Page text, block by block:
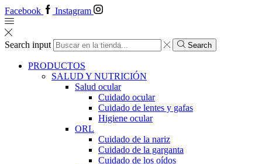
Facebook Instagram
Search input Search
PRODUCTOS
SALUD Y NUTRICIÓN
Salud ocular
Cuidado ocular
Cuidado de lentes y gafas
Higiene ocular
ORL
​​Cuidado de la nariz
​​Cuidado de la garganta
​​Cuidado de los oídos